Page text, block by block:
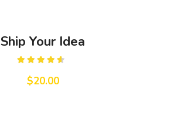
Ship Your Idea
4.33out
of 5
$20.00